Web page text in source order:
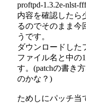
proftpd-1.3.2e-nlst-
内容を確認したら
るのでそのまま今
うです。
ダウンロードした
ファイル名と中の
す。(patchの書き
のかな？)
ためしにパッチ当